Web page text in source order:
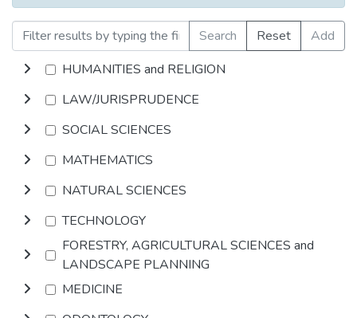
Search Reset
Add
HUMANITIES and RELIGION
LAW/JURISPRUDENCE
SOCIAL SCIENCES
MATHEMATICS
NATURAL SCIENCES
TECHNOLOGY
FORESTRY, AGRICULTURAL SCIENCES and
LANDSCAPE PLANNING
MEDICINE